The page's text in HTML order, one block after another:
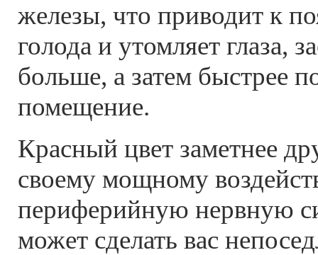
железы, что приводит к
голода и утомляет глаза,
больше, а затем быстрее
помещение.
Красный цвет заметнее
своему мощному
периферийную нервную
может сделать вас